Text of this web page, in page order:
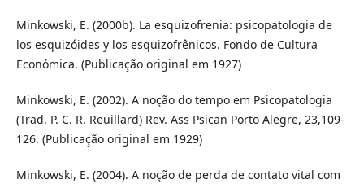
Minkowski, E. (2000b). La esquizofrenia: psicopatologia de
los esquizóides y los esquizofrênicos. Fondo de Cultura
Económica. (Publicação original em 1927)
Minkowski, E. (2002). A noção do tempo em Psicopatologia
(Trad. P. C. R. Reuillard) Rev. Ass Psican Porto Alegre, 23,109-
126. (Publicação original em 1929)
Minkowski, E. (2004). A noção de perda de contato vital com